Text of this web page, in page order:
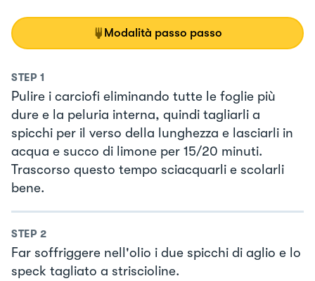
Modalità passo passo
STEP 1
Pulire i carciofi eliminando tutte le foglie più
dure e la peluria interna, quindi tagliarli a
spicchi per il verso della lunghezza e lasciarli in
acqua e succo di limone per 15/20 minuti.
Trascorso questo tempo sciacquarli e scolarli
bene.
STEP 2
Far soffriggere nell'olio i due spicchi di aglio e lo
speck tagliato a striscioline.